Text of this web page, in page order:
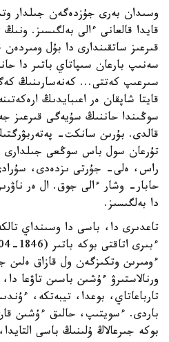
وسىدان بەرى جۇزدەگەن جىلدار
قايدا قالعانى ءالى بەلگىسىز.
قىرعىز ساتقىندارى دا بۇل
سەنىپ بارعان سىپاتاي باتىر دا
سىرعىپ كەتتى... كەنەسارىنىڭ
قايتا شاپقان ەر اعىبايدىڭ
سوڭىندا حاننىڭ سۇيەگى قىرعىز
قالدى. بۇرىن سانكت-
تۇرعان سول باس سوڭعى جىلدارى
راس، ەلى- جۇرتى ىزدەدى،
حابار- وشار ءالى جوق. ال ەر
دا بەلگىسىز.
تاعدىرى دا، باسى دا وسىنداي
ءومىرىن وتكىزگەن ول قازاق ەلىن
ورنالاستىرۋ ءۇشىن باسىن تاۋعا
تارباعاتاي، بوعدا، تيبەتكە،
باردى. ءسويتىپ، حالىق ءۇشىن
بوكە جىرعالاڭ ۇلىنىڭ باسى